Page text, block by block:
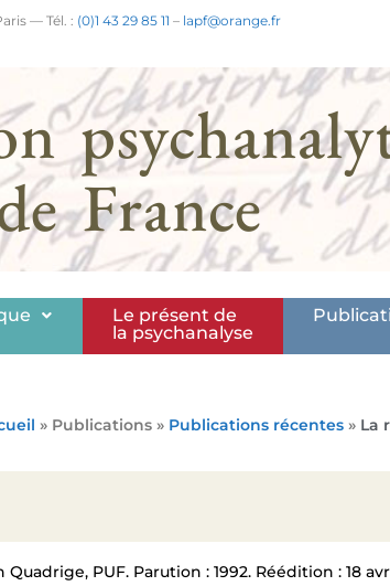
— Tél. : (0)1 43 29 85 11 – lapf@orange.fr
France
Le présent de
la psychanalyse
» Publications » Publications récentes » La
Quadrige, PUF. Parution : 1992. Réédition : 18